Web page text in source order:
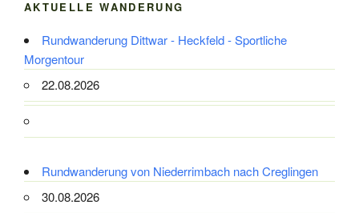
AKTUELLE WANDERUNG
Rundwanderung Dittwar - Heckfeld - Sportliche
Morgentour
22.08.2026
Rundwanderung von Niederrimbach nach Creglingen
30.08.2026